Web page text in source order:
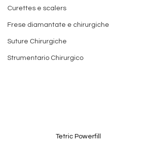
Curettes e scalers
Frese diamantate e chirurgiche
Suture Chirurgiche
Strumentario Chirurgico
Tetric Powerfill